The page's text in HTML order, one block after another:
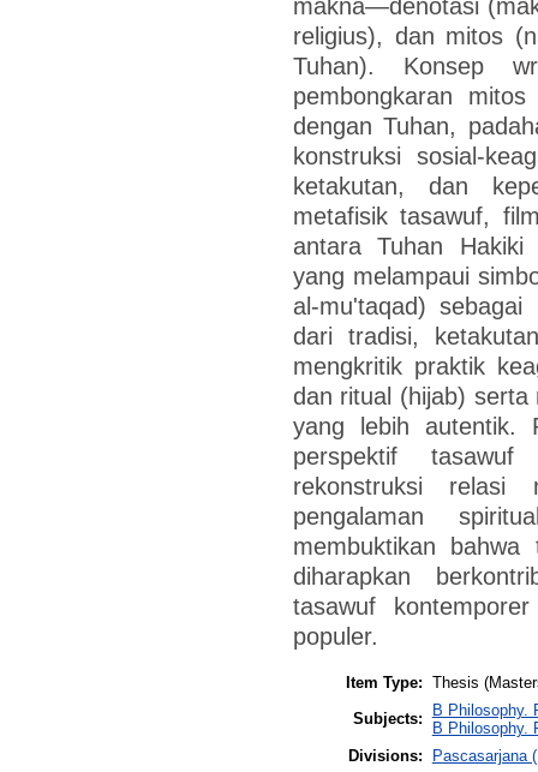
makna—denotasi
religius), dan mitos
Tuhan). Konsep
pembongkaran
dengan Tuhan,
konstruksi sosial-
ketakutan, dan
metafisik tasawuf,
antara Tuhan Hakiki
yang melampaui
al-mu'taqad)
dari tradisi,
mengkritik praktik
dan ritual (hijab) serta
yang lebih autentik.
perspektif
rekonstruksi relasi
pengalaman
membuktikan
diharapkan
tasawuf
populer.
Item Type: Thesis
Subjects:
B Philosophy.
B Philosophy.
Divisions:
Pascasarjana